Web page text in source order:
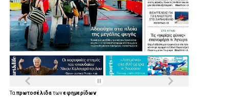
Ταπρωτοσέλιδατωνεφημερίδων